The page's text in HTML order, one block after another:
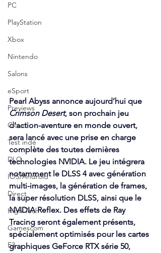
PC
PlayStation
Xbox
Nintendo
Salons
eSport
Previews
Cloud
Test indé
DLC
IOS/Android
Direct
High Tech
Gamescom
E3
Pearl Abyss annonce aujourd’hui que
Crimson Desert, son prochain jeu
d’action-aventure en monde ouvert,
sera lancé avec une prise en charge
complète des toutes dernières
technologies NVIDIA. Le jeu intégrera
notamment le DLSS 4 avec génération
multi-images, la génération de frames,
la super résolution DLSS, ainsi que le
NVIDIA Reflex. Des effets de Ray
Tracing seront également présents,
spécialement optimisés pour les cartes
graphiques GeForce RTX série 50,